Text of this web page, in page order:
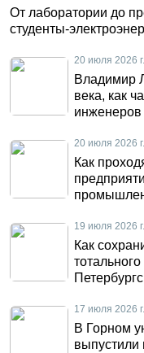
От лаборатории до
студенты-
20 июля 2026
Владимир
века, как
инженеров
20 июля 2026
Как
19 июля 2026
Как
17 июля 2026
В Горном
выпустили